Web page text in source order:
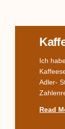
Ich
Adler-
Read